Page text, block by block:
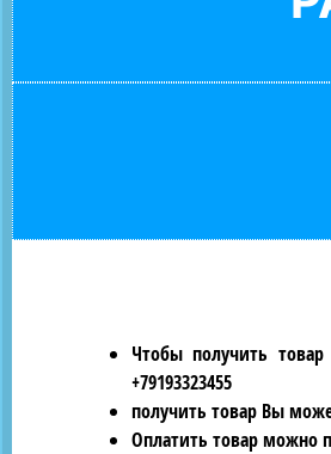
Чтобы получить
+79193323455
получить товар Вы
Оплатить товар можно